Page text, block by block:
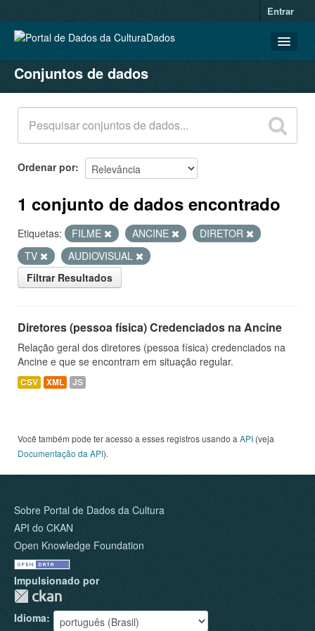
Entrar
CONJUNTOS DE DADOS
ORGANIZAÇÕES
GRUPOS
SOBRE
Conjuntos de dados
Ordenar por
1 conjunto de dados encontrado
Etiquetas: FILME ANCINE
DIRETOR
TV
AUDIOVISUAL
Filtrar Resultados
Diretores (pessoa física) Credenciados na Ancine
Relação geral dos diretores (pessoa física) credenciados na
Ancine e que se encontram em situação regular.
CSV XML JS
Você também pode ter acesso a esses registros usando a API (veja
Documentação da API).
Sobre Portal de Dados da Cultura
API do CKAN
Open Knowledge Foundation
Impulsionado por
Idioma